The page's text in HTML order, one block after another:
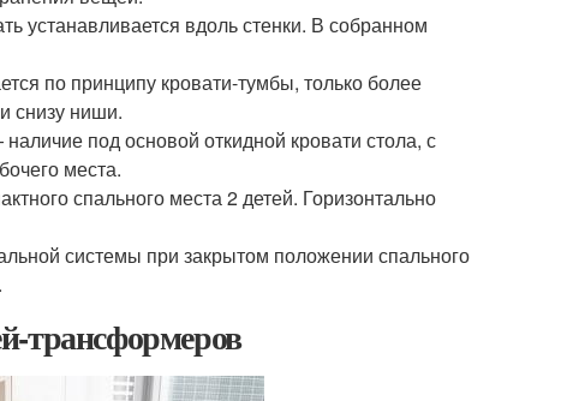
устанавливается вдоль стенки. В собранном
по принципу кровати-тумбы, только более
снизу ниши.
под основой откидной кровати стола, с
места.
спального места 2 детей. Горизонтально
системы при закрытом положении спального
трансформеров